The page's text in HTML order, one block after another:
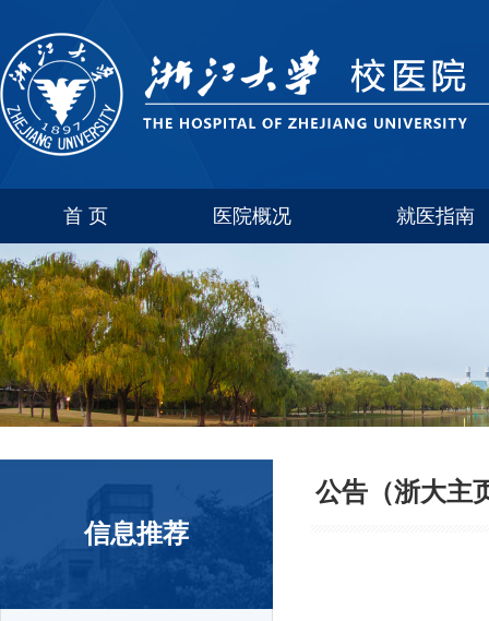
首 页 医院概况
联系方式
科室简介
就医指南
华家池
信息推荐
公告（浙大主